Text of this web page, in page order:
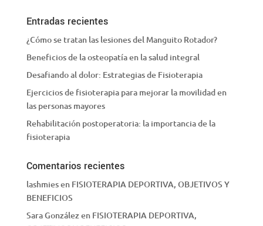
Entradas recientes
¿Cómo se tratan las lesiones del Manguito Rotador?
Beneficios de la osteopatía en la salud integral
Desafiando al dolor: Estrategias de Fisioterapia
Ejercicios de fisioterapia para mejorar la movilidad en
las personas mayores
Rehabilitación postoperatoria: la importancia de la
fisioterapia
Comentarios recientes
lashmiesen FISIOTERAPIA DEPORTIVA, OBJETIVOS Y
BENEFICIOS
Sara Gonzálezen FISIOTERAPIA DEPORTIVA,